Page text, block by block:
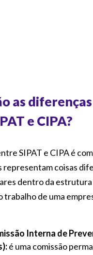
as diferenças
e CIPA?
SIPAT e CIPA é
representam coisas
dentro da estrutura
trabalho de uma
Interna de
é uma comissão